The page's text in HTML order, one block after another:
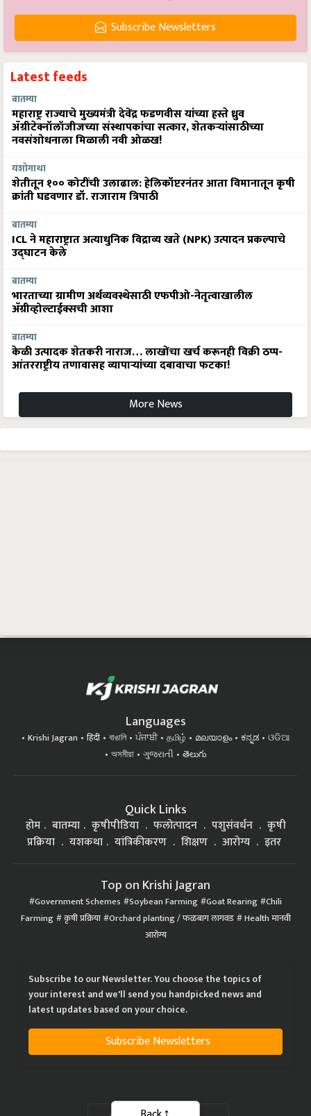
Subscribe Newsletters
Latest feeds
बातम्या
महाराष्ट्र राज्याचे मुख्यमंत्री देवेंद्र फडणवीस यांच्या हस्ते ध्रुव
ॲग्रीटेक्नॉलॉजीजच्या संस्थापकांचा सत्कार, शेतकऱ्यांसाठीच्या
नवसंशोधनाला मिळाली नवी ओळख!
यशोगाथा
शेतीतून १०० कोटींची उलाढाल: हेलिकॉप्टरनंतर आता विमानातून कृषी
क्रांती घडवणार डॉ. राजाराम त्रिपाठी
बातम्या
ICL ने महाराष्ट्रात अत्याधुनिक विद्राव्य खते (NPK) उत्पादन प्रकल्पाचे
उद्घाटन केले
बातम्या
भारताच्या ग्रामीण अर्थव्यवस्थेसाठी एफपीओ-नेतृत्वाखालील
अ‍ॅग्रीव्होल्टाईक्सची आशा
बातम्या
केळी उत्पादक शेतकरी नाराज… लाखोंचा खर्च करूनही विक्री ठप्प-
आंतरराष्ट्रीय तणावासह व्यापाऱ्यांच्या दबावाचा फटका!
More News
Languages
Krishi Jagran हिंदी বাঙালি ਪੰਜਾਬੀ தமிழ் മലയാളം ಕನ್ನಡ
ଓଡିଆ
অসমীয়া
ગુજરાતી తెలుగు
Quick Links
होम बातम्या कृषीपीडिया फलोत्पादन पशुसंवर्धन
कृषी
प्रक्रिया
यशकथा यांत्रिकीकरण शिक्षण आरोग्य इतर
Top on Krishi Jagran
Government Schemes Soybean Farming Goat Rearing Chili
Farming कृषी प्रक्रिया Orchard planting / फळबाग लागवड Health मानवी
आरोग्य
Subscribe to our Newsletter. You choose the topics of
your interest and we'll send you handpicked news and
latest updates based on your choice.
Subscribe Newsletters